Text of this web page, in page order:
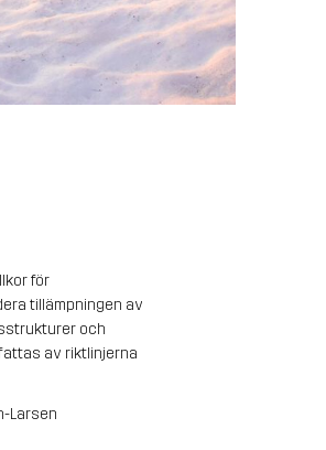
för
tillämpningen av
och
av riktlinjerna
Larsen